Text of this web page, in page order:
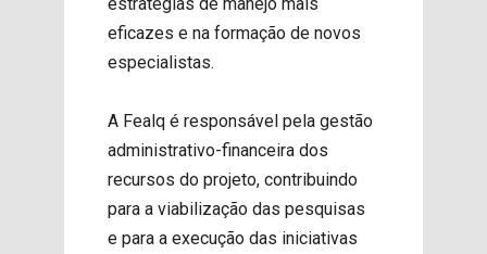
eficazes e na formação de novos
especialistas.
A Fealq é responsável pela gestão
administrativo-financeira dos
recursos do projeto, contribuindo
para a viabilização das pesquisas
e para a execução das iniciativas